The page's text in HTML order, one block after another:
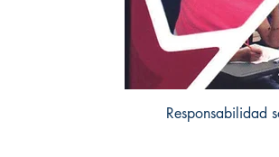
Responsabilidad